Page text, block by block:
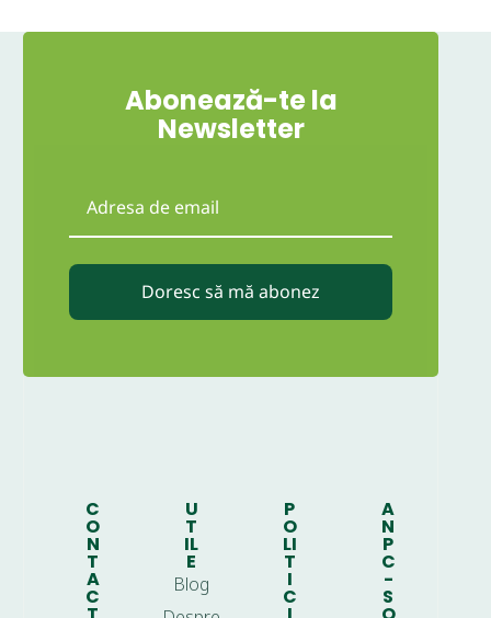
Abonează-te la
Newsletter
Doresc să mă abonez
C
O
N
T
A
C
U
T
IL
E
Blog
P
O
LI
T
I
C
A
N
P
C
-
S